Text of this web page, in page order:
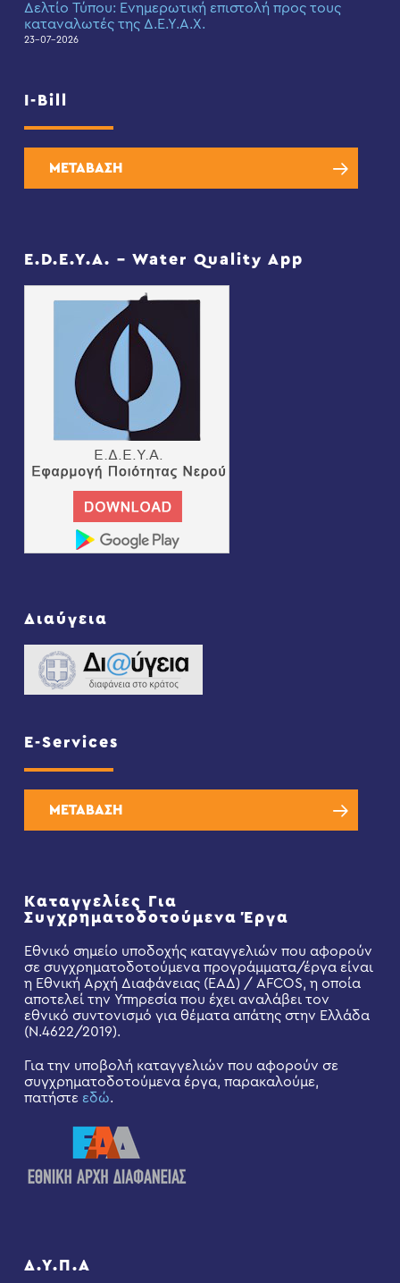
Δελτίο Τύπου: Eνημερωτική επιστολή προς τους
καταναλωτές της Δ.Ε.Υ.Α.Χ.
23-07-2026
I-Bill
ΜΕΤΑΒΑΣΗ
E.D.E.Y.A. – Water Quality App
Διαύγεια
E-Services
ΜΕΤΑΒΑΣΗ
Καταγγελίες Για
Συγχρηματοδοτούμενα Έργα
Εθνικό σημείο υποδοχής καταγγελιών που αφορούν
σε συγχρηματοδοτούμενα προγράμματα/έργα είναι
η Εθνική Αρχή Διαφάνειας (ΕΑΔ) / AFCOS, η οποία
αποτελεί την Υπηρεσία που έχει αναλάβει τον
εθνικό συντονισμό για θέματα απάτης στην Ελλάδα
(Ν.4622/2019).
Για την υποβολή καταγγελιών που αφορούν σε
συγχρηματοδοτούμενα έργα, παρακαλούμε,
πατήστε εδώ.
Δ.Υ.Π.Α